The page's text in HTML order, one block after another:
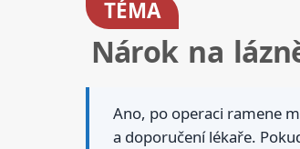
TÉMA
Nárok na
Ano, po operaci ramene
a doporučení lékaře.